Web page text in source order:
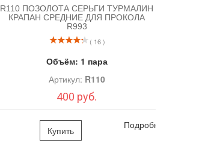
R110 ПОЗОЛОТА СЕРЬГИ ТУРМАЛИН
КРАПАН СРЕДНИЕ ДЛЯ ПРОКОЛА
R993
( 16 )
Объём: 1 пара
Артикул: R110
400 руб.
Купить Подробно